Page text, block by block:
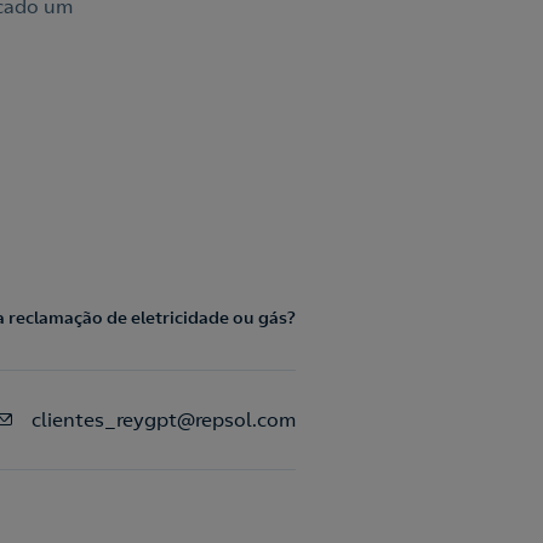
um
de eletricidade ou gás?
clientes_reygpt@repsol.com